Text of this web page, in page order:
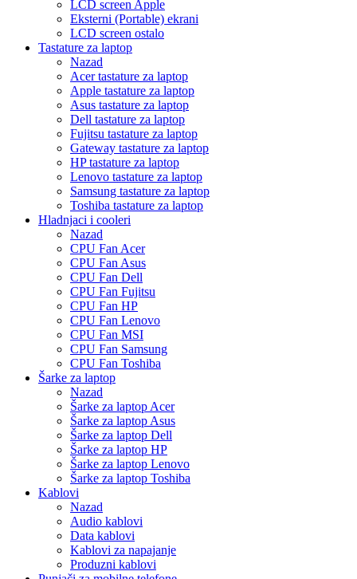
LCD screen Apple
Eksterni (Portable) ekrani
LCD screen ostalo
Tastature za laptop
Nazad
Acer tastature za laptop
Apple tastature za laptop
Asus tastature za laptop
Dell tastature za laptop
Fujitsu tastature za laptop
Gateway tastature za laptop
HP tastature za laptop
Lenovo tastature za laptop
Samsung tastature za laptop
Toshiba tastature za laptop
Hladnjaci i cooleri
Nazad
CPU Fan Acer
CPU Fan Asus
CPU Fan Dell
CPU Fan Fujitsu
CPU Fan HP
CPU Fan Lenovo
CPU Fan MSI
CPU Fan Samsung
CPU Fan Toshiba
Šarke za laptop
Nazad
Šarke za laptop Acer
Šarke za laptop Asus
Šarke za laptop Dell
Šarke za laptop HP
Šarke za laptop Lenovo
Šarke za laptop Toshiba
Kablovi
Nazad
Audio kablovi
Data kablovi
Kablovi za napajanje
Produzni kablovi